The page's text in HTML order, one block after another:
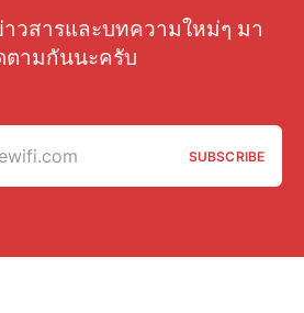
วสารและบทความใหม่ๆ มา
ตามกันนะครับ
SUBSCRIBE